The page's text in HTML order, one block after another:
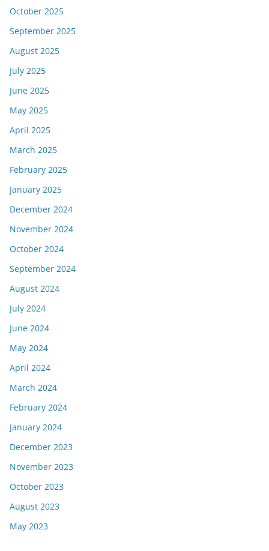
October 2025
September 2025
August 2025
July 2025
June 2025
May 2025
April 2025
March 2025
February 2025
January 2025
December 2024
November 2024
October 2024
September 2024
August 2024
July 2024
June 2024
May 2024
April 2024
March 2024
February 2024
January 2024
December 2023
November 2023
October 2023
August 2023
May 2023